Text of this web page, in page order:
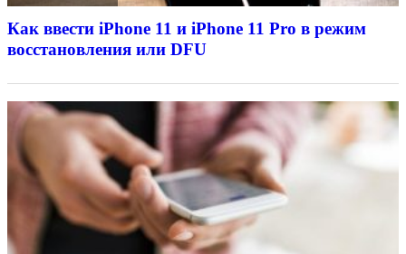
Как ввести iPhone 11 и iPhone 11 Pro в режим
восстановления или DFU